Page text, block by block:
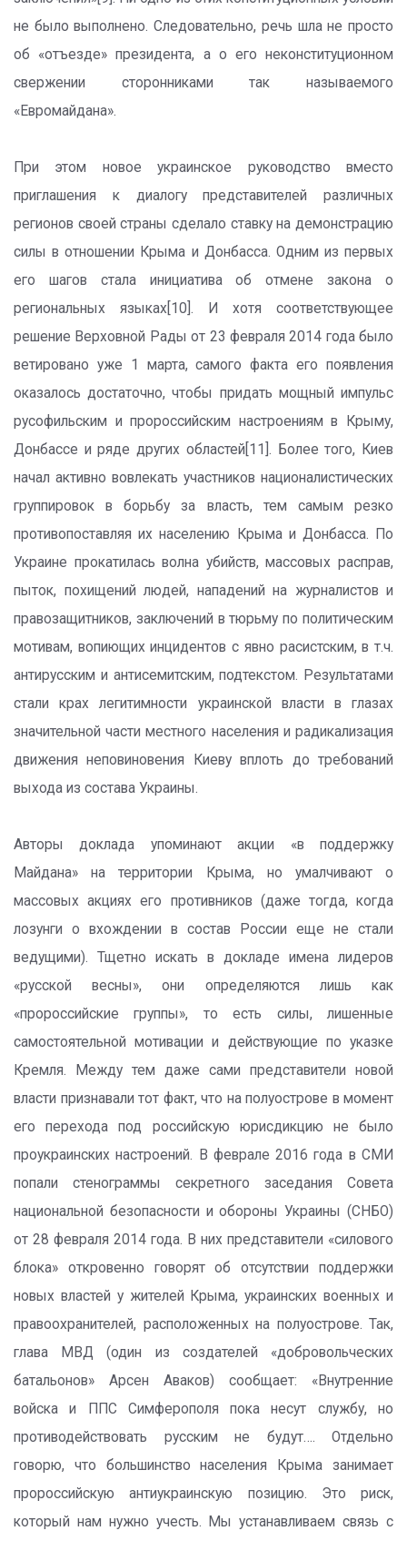
не было выполнено. Следовательно, речь шла не просто
об «отъезде» президента, а о его неконституционном
свержении сторонниками так называемого
«Евромайдана».
При этом новое украинское руководство вместо
приглашения к диалогу представителей различных
регионов своей страны сделало ставку на демонстрацию
силы в отношении Крыма и Донбасса. Одним из первых
его шагов стала инициатива об отмене закона о
региональных языках[10]. И хотя соответствующее
решение Верховной Рады от 23 февраля 2014 года было
ветировано уже 1 марта, самого факта его появления
оказалось достаточно, чтобы придать мощный импульс
русофильским и пророссийским настроениям в Крыму,
Донбассе и ряде других областей[11]. Более того, Киев
начал активно вовлекать участников националистических
группировок в борьбу за власть, тем самым резко
противопоставляя их населению Крыма и Донбасса. По
Украине прокатилась волна убийств, массовых расправ,
пыток, похищений людей, нападений на журналистов и
правозащитников, заключений в тюрьму по политическим
мотивам, вопиющих инцидентов с явно расистским, в т.ч.
антирусским и антисемитским, подтекстом. Результатами
стали крах легитимности украинской власти в глазах
значительной части местного населения и радикализация
движения неповиновения Киеву вплоть до требований
выхода из состава Украины.
Авторы доклада упоминают акции «в поддержку
Майдана» на территории Крыма, но умалчивают о
массовых акциях его противников (даже тогда, когда
лозунги о вхождении в состав России еще не стали
ведущими). Тщетно искать в докладе имена лидеров
«русской весны», они определяются лишь как
«пророссийские группы», то есть силы, лишенные
самостоятельной мотивации и действующие по указке
Кремля. Между тем даже сами представители новой
власти признавали тот факт, что на полуострове в момент
его перехода под российскую юрисдикцию не было
проукраинских настроений. В феврале 2016 года в СМИ
попали стенограммы секретного заседания Совета
национальной безопасности и обороны Украины (СНБО)
от 28 февраля 2014 года. В них представители «силового
блока» откровенно говорят об отсутствии поддержки
новых властей у жителей Крыма, украинских военных и
правоохранителей, расположенных на полуострове. Так,
глава МВД (один из создателей «добровольческих
батальонов» Арсен Аваков) сообщает: «Внутренние
войска и ППС Симферополя пока несут службу, но
противодействовать русским не будут…. Отдельно
говорю, что большинство населения Крыма занимает
пророссийскую антиукраинскую позицию. Это риск,
который нам нужно учесть. Мы устанавливаем связь с